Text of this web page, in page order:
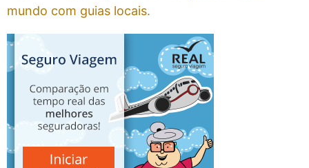
mundo com guias locais.